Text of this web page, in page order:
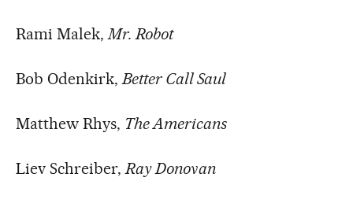
Rami Malek,Mr. Robot
Bob Odenkirk,Better Call Saul
Matthew Rhys, The Americans
Liev Schreiber,Ray Donovan